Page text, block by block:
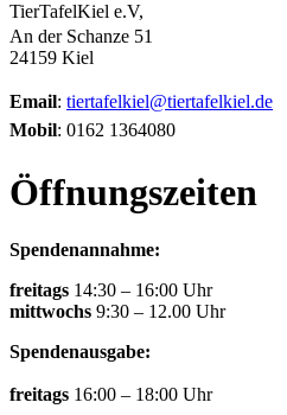
TierTafelKiel e.V,
An der Schanze 51
24159 Kiel
Email: tiertafelkiel@tiertafelkiel.de
Mobil: 0162 1364080
Öffnungszeiten
Spendenannahme:
freitags 14:30 – 16:00 Uhr
mittwochs 9:30 – 12.00 Uhr
Spendenausgabe:
freitags 16:00 – 18:00 Uhr